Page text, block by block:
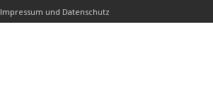
Impressum und Datenschutz